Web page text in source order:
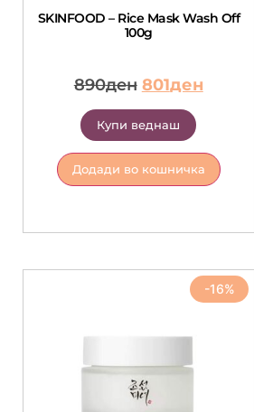
SKINFOOD – Rice Mask Wash Off
100g
890ден 801ден
Купи веднаш
Додади во кошничка
-16%